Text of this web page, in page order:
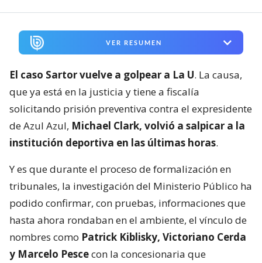
VER RESUMEN
El caso Sartor vuelve a golpear a La U. La causa,
que ya está en la justicia y tiene a fiscalía
solicitando prisión preventiva contra el expresidente
de Azul Azul, Michael Clark, volvió a salpicar a la
institución deportiva en las últimas horas.
Y es que durante el proceso de formalización en
tribunales, la investigación del Ministerio Público ha
podido confirmar, con pruebas, informaciones que
hasta ahora rondaban en el ambiente, el vínculo de
nombres como Patrick Kiblisky, Victoriano Cerda
y Marcelo Pescecon la concesionaria que